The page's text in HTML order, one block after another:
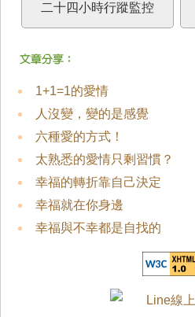
二十四小時行蹤監控
1+1=1的愛情
人沒變，變的是感覺
六種愛的方式！
太熟悉的愛情只剩習慣？
幸福的轉折靠自己決定
幸福就在你身邊
幸福與不幸都是自找的